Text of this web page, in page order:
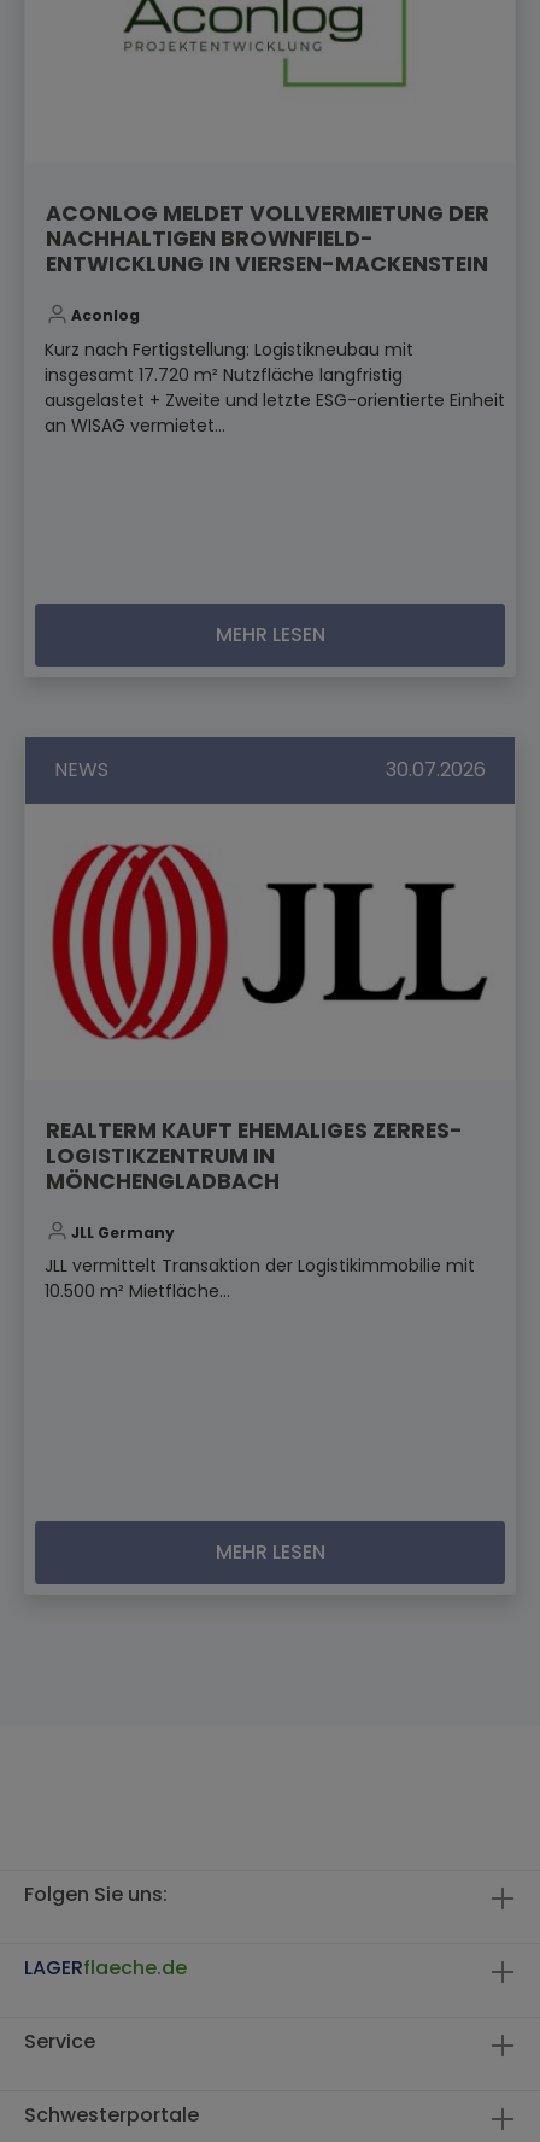
ACONLOG MELDET VOLLVERMIETUNG DER
NACHHALTIGEN BROWNFIELD-
ENTWICKLUNG IN VIERSEN-MACKENSTEIN
Aconlog
Kurz nach Fertigstellung: Logistikneubau mit
insgesamt 17.720 m² Nutzfläche langfristig
ausgelastet + Zweite und letzte ESG-orientierte Einheit
an WISAG vermietet...
MEHR LESEN
NEWS 30.07.2026
REALTERM KAUFT EHEMALIGES ZERRES-
LOGISTIKZENTRUM IN
MÖNCHENGLADBACH
JLL Germany
JLL vermittelt Transaktion der Logistikimmobilie mit
10.500 m² Mietfläche...
MEHR LESEN
Folgen Sie uns:
LAGERflaeche.de
Service
Schwesterportale